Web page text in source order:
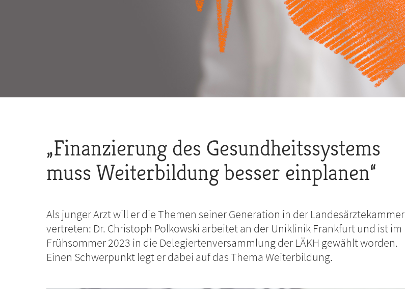
„Finanzierung des Gesundheitssystems
muss Weiterbildung besser einplanen“
Als junger Arzt will er die Themen seiner Generation in der Landesärztekammer
vertreten: Dr. Christoph Polkowski arbeitet an der Uniklinik Frankfurt und ist im
Frühsommer 2023 in die Delegiertenversammlung der LÄKH gewählt worden.
Einen Schwerpunkt legt er dabei auf das Thema Weiterbildung.